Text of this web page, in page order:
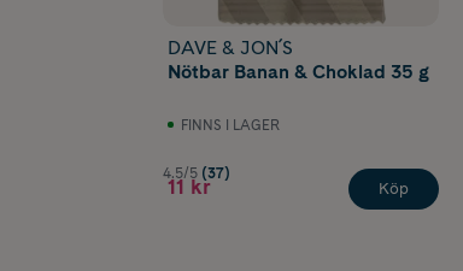
DAVE & JON´S
Nötbar Banan & Choklad 35 g
FINNS I LAGER
4.5/5 (37)
11 kr Köp